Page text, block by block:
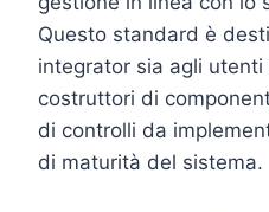
Questo standard è
integrator sia agli
costruttori di
di controlli da
di maturità del sistema.